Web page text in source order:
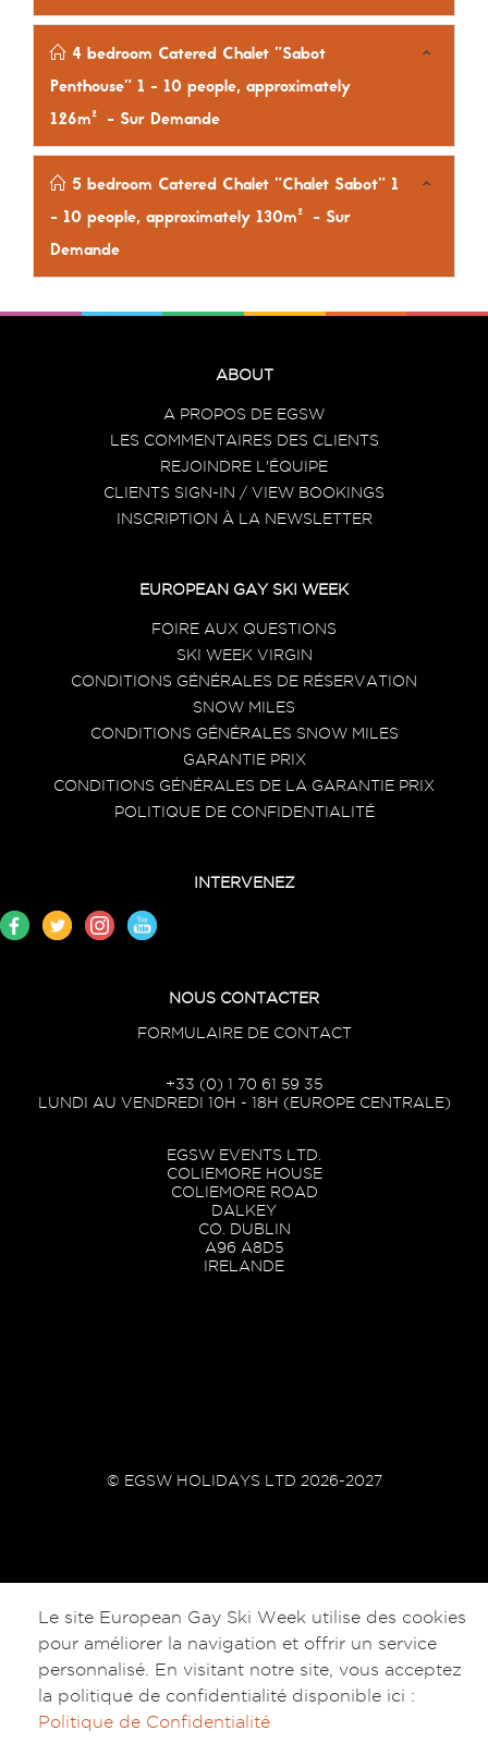
Le site European Gay Ski Week utilise des cookies
pour améliorer la navigation et offrir un service
personnalisé. En visitant notre site, vous acceptez
la politique de confidentialité disponible ici :
Politique de Confidentialité
4 bedroom Catered Chalet "Sabot
Penthouse" 1 - 10 people, approximately
126m² - Sur Demande
5 bedroom Catered Chalet "Chalet Sabot" 1
- 10 people, approximately 130m² - Sur
Demande
ABOUT
A PROPOS DE EGSW
LES COMMENTAIRES DES CLIENTS
REJOINDRE L'ÉQUIPE
CLIENTS SIGN-IN / VIEW BOOKINGS
INSCRIPTION À LA NEWSLETTER
EUROPEAN GAY SKI WEEK
FOIRE AUX QUESTIONS
SKI WEEK VIRGIN
CONDITIONS GÉNÉRALES DE RÉSERVATION
SNOW MILES
CONDITIONS GÉNÉRALES SNOW MILES
GARANTIE PRIX
CONDITIONS GÉNÉRALES DE LA GARANTIE PRIX
POLITIQUE DE CONFIDENTIALITÉ
INTERVENEZ
NOUS CONTACTER
FORMULAIRE DE CONTACT
+33 (0) 1 70 61 59 35
LUNDI AU VENDREDI 10H - 18H (EUROPE CENTRALE)
EGSW EVENTS LTD.
COLIEMORE HOUSE
COLIEMORE ROAD
DALKEY
CO. DUBLIN
A96 A8D5
IRELANDE
© EGSW HOLIDAYS LTD 2026-2027